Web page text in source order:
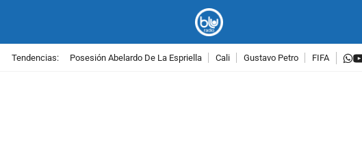
Tendencias: Posesión Abelardo De La Espriella Cali Gustavo Petro FIFA